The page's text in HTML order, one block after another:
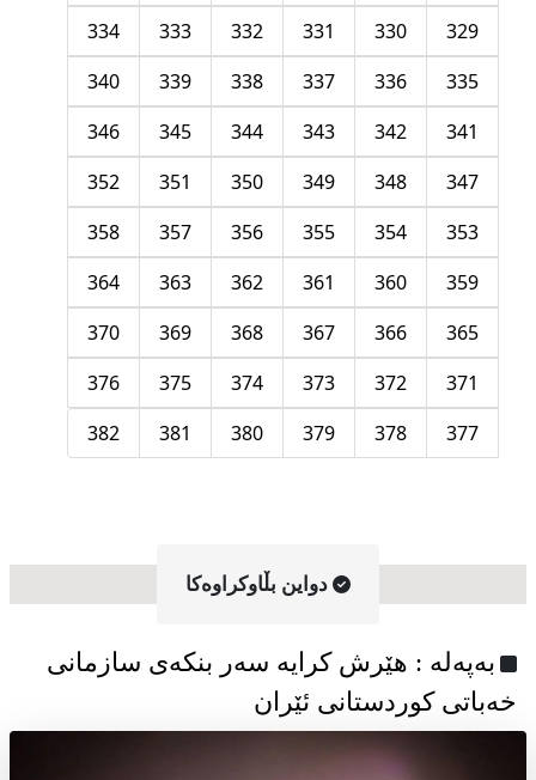
329
330
331
332
333
334
335
336
337
338
339
340
341
342
343
344
345
346
347
348
349
350
351
352
353
354
355
356
357
358
359
360
361
362
363
364
365
366
367
368
369
370
371
372
373
374
375
376
377
378
379
380
381
382
دواین بڵاوکراوه‌کا
به‌په‌له‌ : هێرش کرایە سەر بنکەی سازمانی
خەباتی کوردستانی ئێران